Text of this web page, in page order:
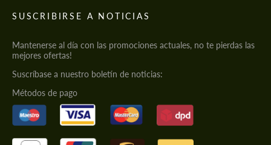
SUSCRIBIRSE A NOTICIAS
Mantenerse al día con las promociones actuales, no te pierdas las
mejores ofertas!
Suscríbase a nuestro boletín de noticias:
Métodos de pago